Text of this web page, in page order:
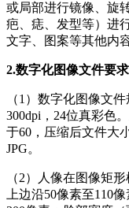
或局部进行镜像、旋
疤、痣、发型等）进
文字、图案等其他内容
2.数字化图像文件要求
（1）数字化图像文
300dpi，24位真彩色
于60，压缩后文件大
JPG。
（2）人像在图像矩
上边沿50像素至110